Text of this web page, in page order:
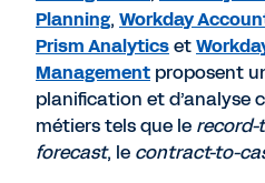
Planning, Workday
Prism Analyticset
Management proposent
planification et d’analyse
métiers tels que le
forecast, le contract-to-